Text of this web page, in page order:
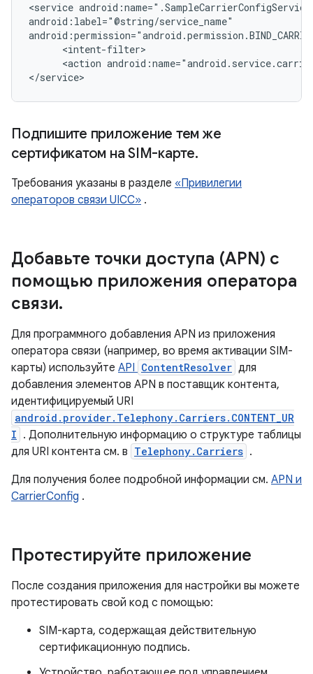
<service
android:label="@string/service_name"
      <intent-filter>
<action
</service>
Подпишите приложение тем же
сертификатом на SIM-карте.
Требования указаны в разделе «Привилегии
операторов связи UICC» .
Добавьте точки доступа (APN) с
помощью приложения оператора
связи.
Для программного добавления APN из приложения
оператора связи (например, во время активации SIM-
карты) используйте API ContentResolver для
добавления элементов APN в поставщик контента,
идентифицируемый URI
android.provider.Telephony.Carriers.CONTENT_UR
I . Дополнительную информацию о структуре таблицы
для URI контента см. в Telephony.Carriers .
Для получения более подробной информации см. APN и
CarrierConfig .
Протестируйте приложение
После создания приложения для настройки вы можете
протестировать свой код с помощью:
SIM-карта, содержащая действительную
сертификационную подпись.